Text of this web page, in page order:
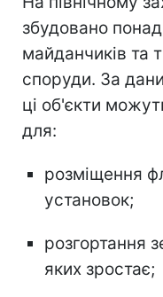
збудовано
майданчиків та
споруди. За
ці об'єкти
для:
розміщення
установок;
розгортання
яких зростає;